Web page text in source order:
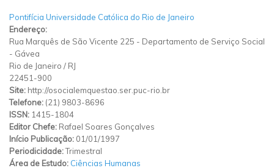
Pontifícia Universidade Católica do Rio de Janeiro
Endereço:
Rua Marquês de São Vicente 225 - Departamento de Serviço Social
- Gávea
Rio de Janeiro / RJ
22451-900
Site: http://osocialemquestao.ser.puc-rio.br
Telefone: (21) 9803-8696
ISSN: 1415-1804
Editor Chefe: Rafael Soares Gonçalves
Início Publicação: 01/01/1997
Periodicidade:Trimestral
Área de Estudo: Ciências Humanas